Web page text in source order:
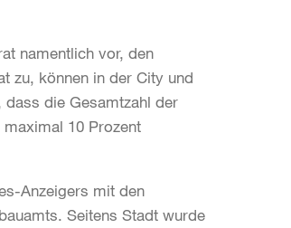
namentlich vor, den
zu, können in der City und
dass die Gesamtzahl der
10 Prozent
Anzeigers mit den
Seitens Stadt wurde